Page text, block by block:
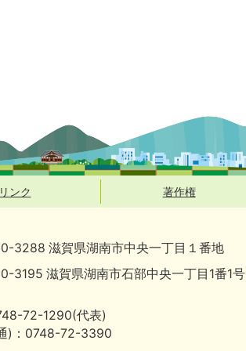
リンク 著作権
3288 滋賀県湖南市中央一丁目１番地
3195 滋賀県湖南市石部中央一丁目1番1号
72-1290(代表)
)：0748-72-3390